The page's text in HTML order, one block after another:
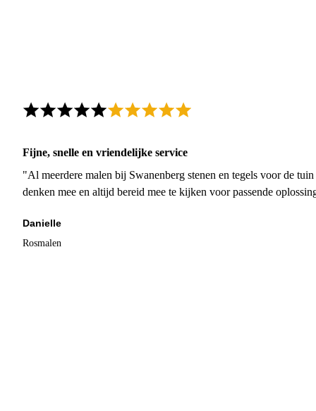
Fijne, snelle en vriendelijke service
"Al meerdere malen bij Swanenberg stenen en tegels voor de
denken mee en altijd bereid mee te kijken voor passende
Danielle
Rosmalen